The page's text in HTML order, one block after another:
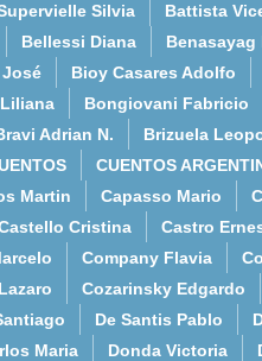
Silvia
Battista
Bellessi Diana
Benasayag
Bioy Casares Adolfo
Bongiovani Fabricio
Adrian N.
Brizuela
CUENTOS
Martin Capasso Mario
Cristina
Castro
Company Flavia
Cozarinsky Edgardo
De Santis Pablo
Maria Donda Victoria